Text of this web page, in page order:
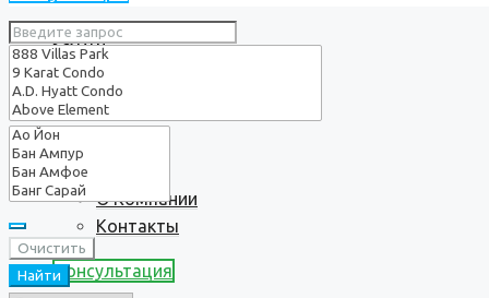
Услуги
О нас
О Компании
Контакты
Консультация
Очистить
Найти